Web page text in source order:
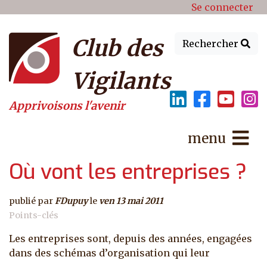
Menu du compte de Se connecter
Rechercher
Club des
Vigilants
Apprivoisons l'avenir
menu
Où vont les entreprises ?
publié parFDupuyle ven 13 mai 2011
Points-clés
Les entreprises sont, depuis des années, engagées
dans des schémas d’organisation qui leur